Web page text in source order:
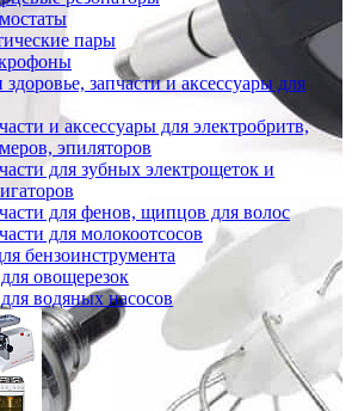
пары
здоровье, запчасти и аксессуары для
и аксессуары для электробритв,
эпиляторов
для зубных электрощеток и
для фенов, щипцов для волос
для молокоотсосов
бензоинструмента
овощерезок
водяных насосов